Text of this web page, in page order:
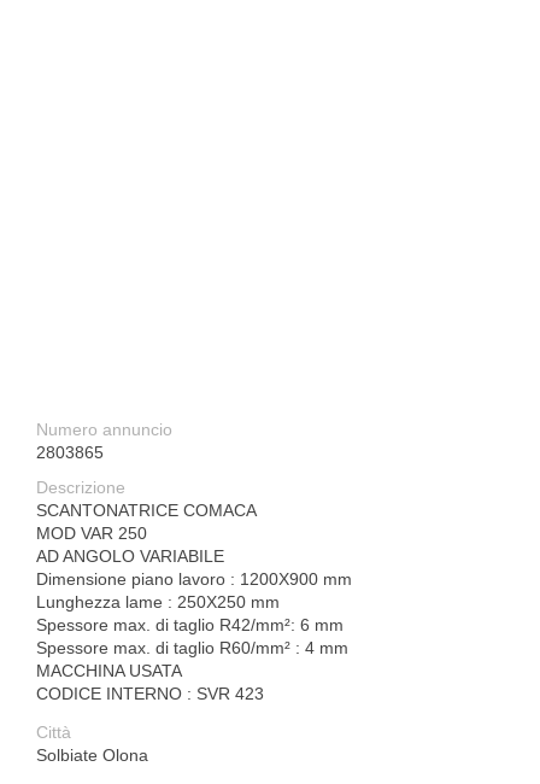
Numero annuncio
2803865
Descrizione
SCANTONATRICE COMACA
MOD VAR 250
AD ANGOLO VARIABILE
Dimensione piano lavoro : 1200X900 mm
Lunghezza lame : 250X250 mm
Spessore max. di taglio R42/mm²: 6 mm
Spessore max. di taglio R60/mm² : 4 mm
MACCHINA USATA
CODICE INTERNO : SVR 423
Città
Solbiate Olona